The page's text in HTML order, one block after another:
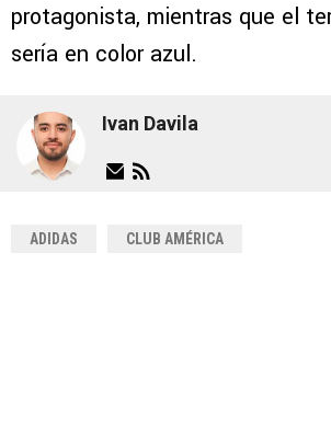
protagonista, mientras que el
sería en color azul.
Ivan Davila
ADIDAS CLUB AMÉRICA